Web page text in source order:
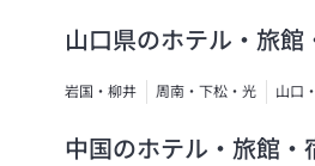
山口県のホテル・旅館
岩国・柳井 周南・下松・光 山口
中国のホテル・旅館・